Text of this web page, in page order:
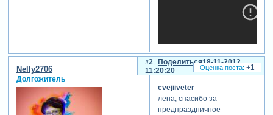
Поделиться
2
18-11-2012
11:20:20
Nelly2706
Долгожитель
cvejiiveter
лена, спасибо за
предпраздничное
+1